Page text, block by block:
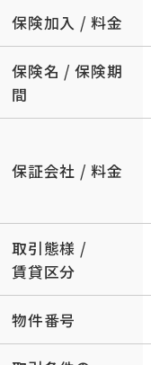
保険加入 / 料金
保険名 / 保険期
間
保証会社 / 料金
取引態様 /
賃貸区分
物件番号